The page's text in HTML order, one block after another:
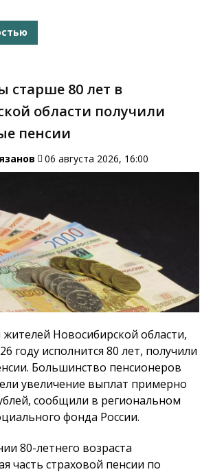
старше 80 лет в
области получили
пенсии
06 августа 2026, 16:00
жителей Новосибирской области,
году исполнится 80 лет, получили
Большинство пенсионеров
увеличение выплат примерно
сообщили в региональном
фонда России.
80-летнего возраста
часть страховой пенсии по